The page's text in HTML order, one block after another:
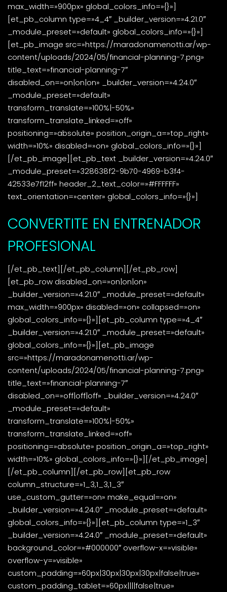
max_width=»900px» global_colors_info=»{}»]
[et_pb_column type=»4_4″ _builder_version=»4.21.0″
_module_preset=»default» global_colors_info=»{}»]
[et_pb_image src=»https://maradonamenotti.ar/wp-
content/uploads/2024/05/financial-planning-7.png»
title_text=»financial-planning-7″
disabled_on=»on|on|on» _builder_version=»4.24.0″
_module_preset=»default»
transform_translate=»100%|-50%»
transform_translate_linked=»off»
positioning=»absolute» position_origin_a=»top_right»
width=»10%» disabled=»on» global_colors_info=»{}»]
[/et_pb_image][et_pb_text _builder_version=»4.24.0″
_module_preset=»328638f2-9b70-4969-b3f4-
42533e7f12ff» header_2_text_color=»#FFFFFF»
text_orientation=»center» global_colors_info=»{}»]
CONVERTITE EN ENTRENADOR
PROFESIONAL
[/et_pb_text][/et_pb_column][/et_pb_row]
[et_pb_row disabled_on=»on|on|on»
_builder_version=»4.21.0″ _module_preset=»default»
max_width=»900px» disabled=»on» collapsed=»on»
global_colors_info=»{}»][et_pb_column type=»4_4″
_builder_version=»4.21.0″ _module_preset=»default»
global_colors_info=»{}»][et_pb_image
src=»https://maradonamenotti.ar/wp-
content/uploads/2024/05/financial-planning-7.png»
title_text=»financial-planning-7″
disabled_on=»off|off|off» _builder_version=»4.24.0″
_module_preset=»default»
transform_translate=»100%|-50%»
transform_translate_linked=»off»
positioning=»absolute» position_origin_a=»top_right»
width=»10%» global_colors_info=»{}»][/et_pb_image]
[/et_pb_column][/et_pb_row][et_pb_row
column_structure=»1_3,1_3,1_3″
use_custom_gutter=»on» make_equal=»on»
_builder_version=»4.24.0″ _module_preset=»default»
global_colors_info=»{}»][et_pb_column type=»1_3″
_builder_version=»4.24.0″ _module_preset=»default»
background_color=»#000000″ overflow-x=»visible»
overflow-y=»visible»
custom_padding=»60px|30px|30px|30px|false|true»
custom_padding_tablet=»60px||||false|true»